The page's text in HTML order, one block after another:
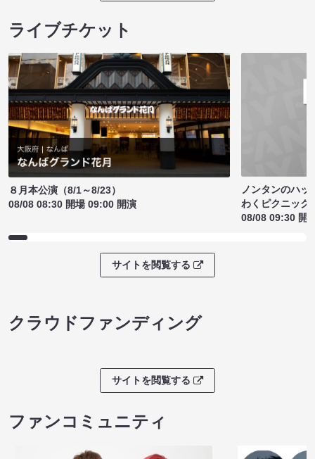
ライブチケット
８月本公演（8/1～8/23）
08/08 08:30 開場 09:00 開演
ノンタンのハッ
わくピクニック
08/08 09:30 開
サイトを閲覧する
クラウドファンディング
サイトを閲覧する
ファンコミュニティ